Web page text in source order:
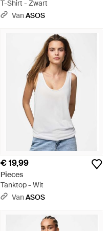
T-Shirt - Zwart
VanASOS
€ 19,99
Pieces
Tanktop - Wit
VanASOS